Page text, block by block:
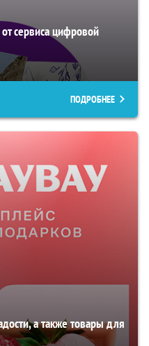
сервиса цифровой
ПОДРОБНЕЕ
а также товары для